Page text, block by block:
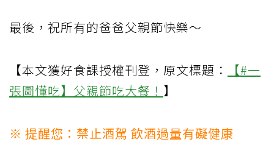
最後，祝所有的爸爸父親節快樂～
【本文獲好食課授權刊登，原文標題：
【#一
張圖懂吃】父親節吃大餐！ 】
※ 提醒您：禁止酒駕 飲酒過量有礙健康